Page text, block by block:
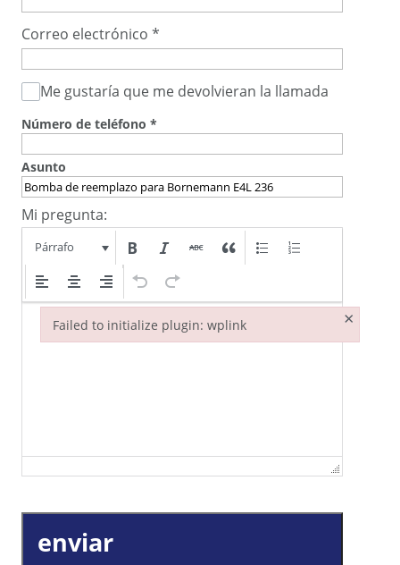
Correo electrónico *
Me gustaría que me devolvieran la llamada
Número de teléfono *
Asunto
Mi pregunta:
Párrafo
enviar
Failed to initialize plugin: wplink ×
Failed to initialize plugin: wplink